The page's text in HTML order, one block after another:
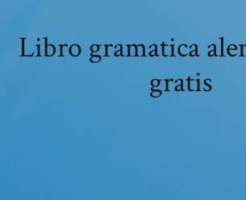
Libro gramatica
gratis